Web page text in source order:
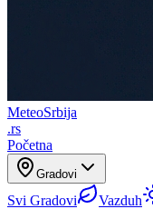
MeteoSrbija
.rs
Početna
Gradovi
Svi Gradovi Vazduh